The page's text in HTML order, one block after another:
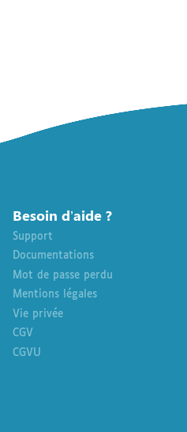
Besoin d’aide ?
Support
Documentations
Mot de passe perdu
Mentions légales
Vie privée
CGV
CGVU